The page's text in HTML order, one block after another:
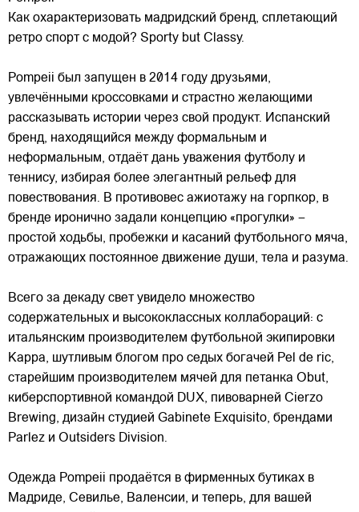
Как охарактеризовать мадридский бренд, сплетающий
ретро спорт с модой? Sporty but Classy.
Pompeii был запущен в 2014 году друзьями,
увлечёнными кроссовками и страстно желающими
рассказывать истории через свой продукт. Испанский
бренд, находящийся между формальным и
неформальным, отдаёт дань уважения футболу и
теннису, избирая более элегантный рельеф для
повествования. В противовес ажиотажу на горпкор, в
бренде иронично задали концепцию «прогулки» –
простой ходьбы, пробежки и касаний футбольного мяча,
отражающих постоянное движение души, тела и разума.
Всего за декаду свет увидело множество
содержательных и высококлассных коллабораций: с
итальянским производителем футбольной экипировки
Kappa, шутливым блогом про седых богачей Pel de ric,
старейшим производителем мячей для петанка Obut,
киберспортивной командой DUX, пивоварней Cierzo
Brewing, дизайн студией Gabinete Exquisito, брендами
Parlez и Outsiders Division.
Одежда Pompeii продаётся в фирменных бутиках в
Мадриде, Севилье, Валенсии, и теперь, для вашей